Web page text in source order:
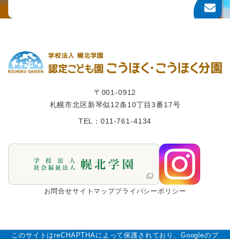
〒001-0912
札幌市北区新琴似12条10丁目3番17号
TEL：011-761-4134
お問合せサイトマッププライバシーポリシー
このサイトはreCHAPTHAによって保護されており、Googleのプ